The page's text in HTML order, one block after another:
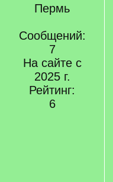
Пермь
Сообщений:
7
На сайте с
2025 г.
Рейтинг:
6